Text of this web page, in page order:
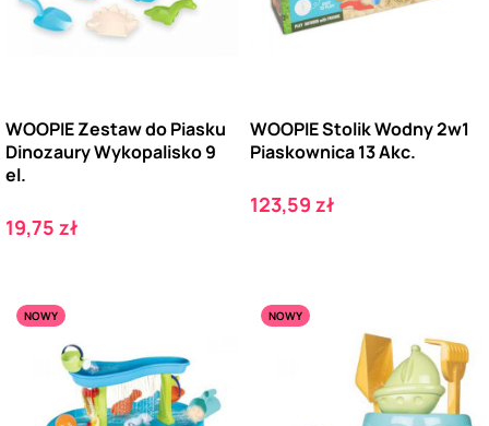
WOOPIE Zestaw do Piasku
Dinozaury Wykopalisko 9
el.
Cena
19,75 zł
WOOPIE Stolik Wodny 2w1
Piaskownica 13 Akc.
Cena
123,59 zł
NOWY NOWY